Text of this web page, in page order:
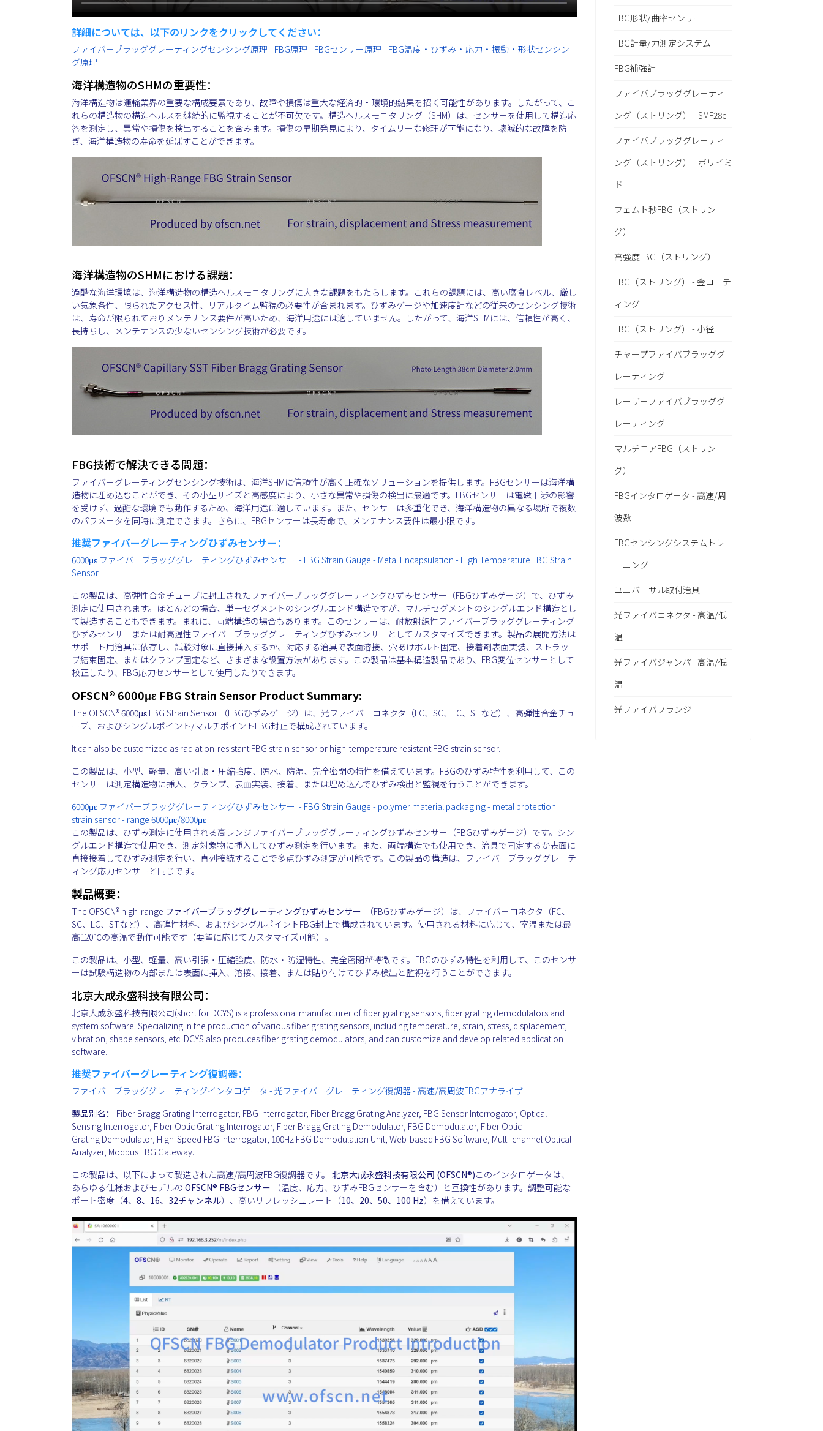
詳細については、以下のリンクをクリックしてください：
ファイバーブラッググレーティングセンシング原理 - FBG原理 - FBGセンサー原理 - FBG温度・ひずみ・応力・振動・形状センシン
グ原理
海洋構造物のSHMの重要性：
海洋構造物は運輸業界の重要な構成要素であり、故障や損傷は重大な経済的・環境的結果を招く可能性があります。したがって、こ
れらの構造物の構造ヘルスを継続的に監視することが不可欠です。構造ヘルスモニタリング（SHM）は、センサーを使用して構造応
答を測定し、異常や損傷を検出することを含みます。損傷の早期発見により、タイムリーな修理が可能になり、壊滅的な故障を防
ぎ、海洋構造物の寿命を延ばすことができます。
海洋構造物のSHMにおける課題：
過酷な海洋環境は、海洋構造物の構造ヘルスモニタリングに大きな課題をもたらします。これらの課題には、高い腐食レベル、厳し
い気象条件、限られたアクセス性、リアルタイム監視の必要性が含まれます。ひずみゲージや加速度計などの従来のセンシング技術
は、寿命が限られておりメンテナンス要件が高いため、海洋用途には適していません。したがって、海洋SHMには、信頼性が高く、
長持ちし、メンテナンスの少ないセンシング技術が必要です。
FBG技術で解決できる問題：
ファイバーグレーティングセンシング技術は、海洋SHMに信頼性が高く正確なソリューションを提供します。FBGセンサーは海洋構
造物に埋め込むことができ、その小型サイズと高感度により、小さな異常や損傷の検出に最適です。FBGセンサーは電磁干渉の影響
を受けず、過酷な環境でも動作するため、海洋用途に適しています。また、センサーは多重化でき、海洋構造物の異なる場所で複数
のパラメータを同時に測定できます。さらに、FBGセンサーは長寿命で、メンテナンス要件は最小限です。
推奨ファイバーグレーティングひずみセンサー：
6000με ファイバーブラッググレーティングひずみセンサー - FBG Strain Gauge - Metal Encapsulation - High Temperature FBG Strain
Sensor
この製品は、高弾性合金チューブに封止されたファイバーブラッググレーティングひずみセンサー（FBGひずみゲージ）で、ひずみ
測定に使用されます。ほとんどの場合、単一セグメントのシングルエンド構造ですが、マルチセグメントのシングルエンド構造とし
て製造することもできます。まれに、両端構造の場合もあります。このセンサーは、耐放射線性ファイバーブラッググレーティング
ひずみセンサーまたは耐高温性ファイバーブラッググレーティングひずみセンサーとしてカスタマイズできます。製品の展開方法は
サポート用治具に依存し、試験対象に直接挿入するか、対応する治具で表面溶接、穴あけボルト固定、接着剤表面実装、ストラッ
プ結束固定、またはクランプ固定など、さまざまな設置方法があります。この製品は基本構造製品であり、FBG変位センサーとして
校正したり、FBG応力センサーとして使用したりできます。
OFSCN® 6000με FBG Strain Sensor Product Summary:
The OFSCN® 6000με FBG Strain Sensor
（FBGひずみゲージ）は、光ファイバーコネクタ（FC、SC、LC、STなど）、高弾性合金チュ
ーブ、およびシングルポイント/マルチポイントFBG封止で構成されています。
It can also be customized as radiation-resistant FBG strain sensor or high-temperature resistant FBG strain sensor.
この製品は、小型、軽量、高い引張・圧縮強度、防水、防湿、完全密閉の特性を備えています。FBGのひずみ特性を利用して、この
センサーは測定構造物に挿入、クランプ、表面実装、接着、または埋め込んでひずみ検出と監視を行うことができます。
6000με ファイバーブラッググレーティングひずみセンサー - FBG Strain Gauge - polymer material packaging - metal protection
strain sensor - range 6000με/8000με
この製品は、ひずみ測定に使用される高レンジファイバーブラッググレーティングひずみセンサー（FBGひずみゲージ）です。シン
グルエンド構造で使用でき、測定対象物に挿入してひずみ測定を行います。また、両端構造でも使用でき、治具で固定するか表面に
直接接着してひずみ測定を行い、直列接続することで多点ひずみ測定が可能です。この製品の構造は、ファイバーブラッググレーテ
ィング応力センサーと同じです。
製品概要：
The OFSCN® high-range ファイバーブラッググレーティングひずみセンサー
（FBGひずみゲージ）は、ファイバーコネクタ（FC、
SC、LC、STなど）、高弾性材料、およびシングルポイントFBG封止で構成されています。使用される材料に応じて、室温または最
高120℃の高温で動作可能です（要望に応じてカスタマイズ可能）。
この製品は、小型、軽量、高い引張・圧縮強度、防水・防湿特性、完全密閉が特徴です。FBGのひずみ特性を利用して、このセンサ
ーは試験構造物の内部または表面に挿入、溶接、接着、または貼り付けてひずみ検出と監視を行うことができます。
北京大成永盛科技有限公司：
北京大成永盛科技有限公司(short for DCYS) is a professional manufacturer of fiber grating sensors, fiber grating demodulators and
system software. Specializing in the production of various fiber grating sensors, including temperature, strain, stress, displacement,
vibration, shape sensors, etc. DCYS also produces fiber grating demodulators, and can customize and develop related application
software.
推奨ファイバーグレーティング復調器：
ファイバーブラッググレーティングインタロゲータ - 光ファイバーグレーティング復調器 - 高速/高周波FBGアナライザ
製品別名：
Fiber Bragg Grating Interrogator, FBG Interrogator, Fiber Bragg Grating Analyzer, FBG Sensor Interrogator, Optical
Sensing Interrogator, Fiber Optic Grating Interrogator, Fiber Bragg Grating Demodulator, FBG Demodulator, Fiber Optic
Grating Demodulator, High-Speed FBG Interrogator, 100Hz FBG Demodulation Unit, Web-based FBG Software, Multi-channel Optical
Analyzer, Modbus FBG Gateway.
この製品は、以下によって製造された高速/高周波FBG復調器です。 北京大成永盛科技有限公司 (OFSCN®)このインタロゲータは、
あらゆる仕様およびモデルの OFSCN® FBGセンサー （温度、応力、ひずみFBGセンサーを含む）と互換性があります。調整可能な
ポート密度（4、8、16、32チャンネル）、高いリフレッシュレート（10、20、50、100 Hz）を備えています。
FBG形状/曲率センサー
FBG計量/力測定システム
FBG補強計
ファイバブラッググレーティ
ング（ストリング） - SMF28e
ファイバブラッググレーティ
ング（ストリング） - ポリイミ
ド
フェムト秒FBG（ストリン
グ）
高強度FBG（ストリング）
FBG（ストリング） - 金コーテ
ィング
FBG（ストリング） - 小径
チャープファイバブラッググ
レーティング
レーザーファイバブラッググ
レーティング
マルチコアFBG（ストリン
グ）
FBGインタロゲータ - 高速/周
波数
FBGセンシングシステムトレ
ーニング
ユニバーサル取付治具
光ファイバコネクタ - 高温/低
温
光ファイバジャンパ - 高温/低
温
光ファイバフランジ